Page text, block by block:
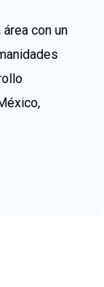
con un